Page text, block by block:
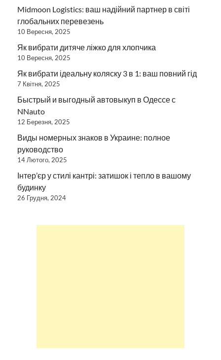
Midmoon Logistics: ваш надійний партнер в світі
глобальних перевезень
10 Вересня, 2025
Як вибрати дитяче ліжко для хлопчика
10 Вересня, 2025
Як вибрати ідеальну коляску 3 в 1: ваш повний гід
7 Квітня, 2025
Быстрый и выгодный автовыкуп в Одессе с
NNauto
12 Березня, 2025
Виды номерных знаков в Украине: полное
руководство
14 Лютого, 2025
Інтер’єр у стилі кантрі: затишок і тепло в вашому
будинку
26 Грудня, 2024